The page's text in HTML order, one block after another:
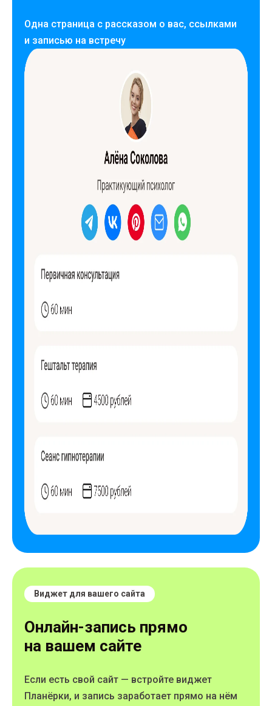
Одна страница с рассказом о вас, ссылками
и записью на встречу
Виджет для вашего сайта
Онлайн-запись прямо
на вашем сайте
Если есть свой сайт — встройте виджет
Планёрки, и запись заработает прямо на нём